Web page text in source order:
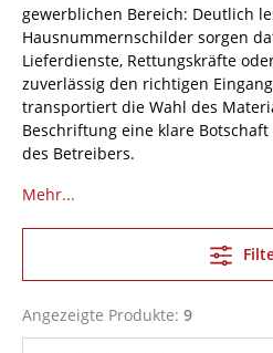
gewerblichen Bereich: Deutlich
Hausnummernschilder sorgen
Lieferdienste, Rettungskräfte
zuverlässig den richtigen
transportiert die Wahl des
Beschriftung eine klare
des Betreibers.
Mehr...
Angezeigte Produkte: 9